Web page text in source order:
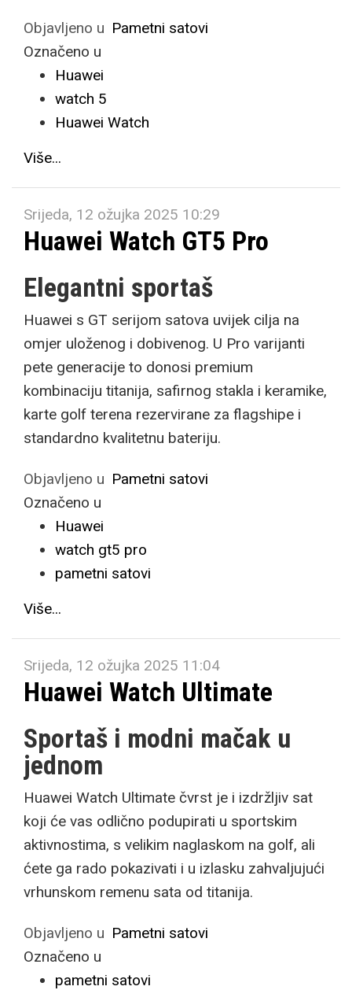
Objavljeno u Pametni satovi
Označeno u
Huawei
watch 5
Huawei Watch
Više...
Srijeda, 12 ožujka 2025 10:29
Huawei Watch GT5 Pro
Elegantni sportaš
Huawei s GT serijom satova uvijek cilja na
omjer uloženog i dobivenog. U Pro varijanti
pete generacije to donosi premium
kombinaciju titanija, safirnog stakla i keramike,
karte golf terena rezervirane za flagshipe i
standardno kvalitetnu bateriju.
Objavljeno u Pametni satovi
Označeno u
Huawei
watch gt5 pro
pametni satovi
Više...
Srijeda, 12 ožujka 2025 11:04
Huawei Watch Ultimate
Sportaš i modni mačak u
jednom
Huawei Watch Ultimate čvrst je i izdržljiv sat
koji će vas odlično podupirati u sportskim
aktivnostima, s velikim naglaskom na golf, ali
ćete ga rado pokazivati i u izlasku zahvaljujući
vrhunskom remenu sata od titanija.
Objavljeno u Pametni satovi
Označeno u
pametni satovi